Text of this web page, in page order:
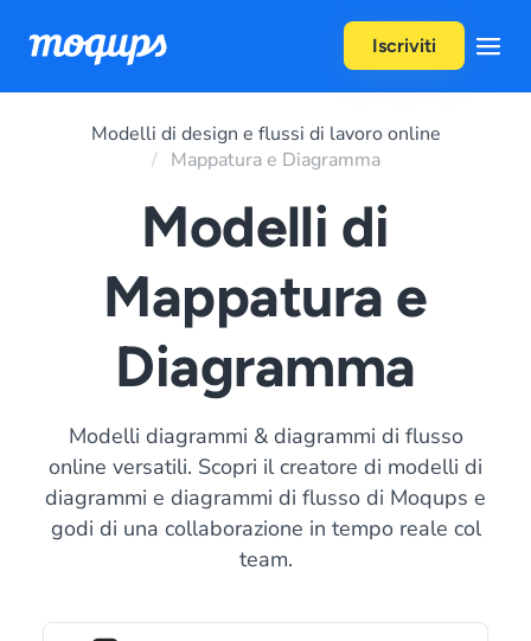
Iscriviti
Modelli di design e flussi di lavoro online
Mappatura e Diagramma
Modelli di
Mappatura e
Diagramma
Modelli diagrammi & diagrammi di flusso
online versatili. Scopri il creatore di modelli di
diagrammi e diagrammi di flusso di Moqups e
godi di una collaborazione in tempo reale col
team.